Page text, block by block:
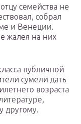
семейства не
собрал
и Венеции.
жалея на них
публичной
сумели дать
возраста
другому.